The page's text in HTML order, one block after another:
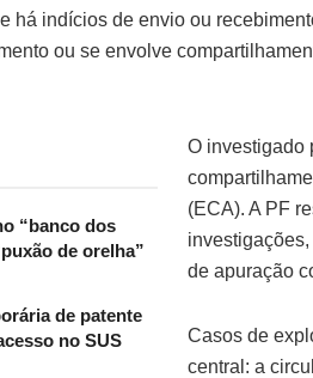
há indícios de envio ou
ou se envolve
“banco dos
de orelha”
de patente
no SUS
O investigado
(ECA). A PF
de apuração
Casos de
central: a